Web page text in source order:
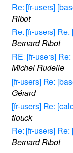
Re: [fr-users]
Ribot
Re: [fr-users]
Bernard Ribot
RE: [fr-users]
Michel Rudelle
[fr-users] Re:
Gérard
[fr-users] Re:
tiouck
Re: [fr-users]
Bernard Ribot